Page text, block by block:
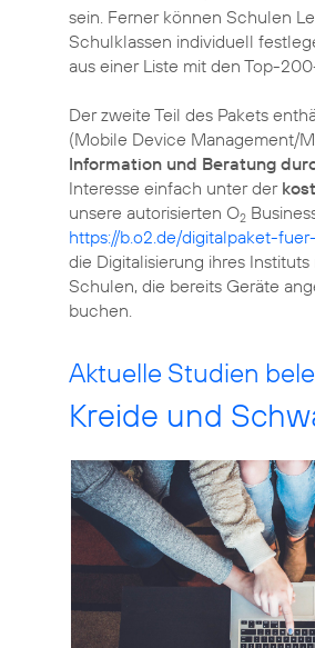
sein. Ferner können Schulen
Schulklassen individuell
aus einer Liste mit den Top-
Der zweite Teil des Pakets
(Mobile Device Management/
Information und Beratung
Interesse einfach unter der
unsere autorisierten O2
https://b.o2.de/digitalpaket-
die Digitalisierung ihres Instituts
Schulen, die bereits Geräte
buchen.
Aktuelle Studien
Kreide und